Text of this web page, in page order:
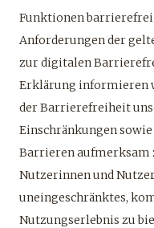
Funktionen barrierefrei
Anforderungen der
zur digitalen
Erklärung informieren
der Barrierefreiheit
Einschränkungen
Barrieren aufmerksam
Nutzerinnen und
uneingeschränktes,
Nutzungserlebnis zu